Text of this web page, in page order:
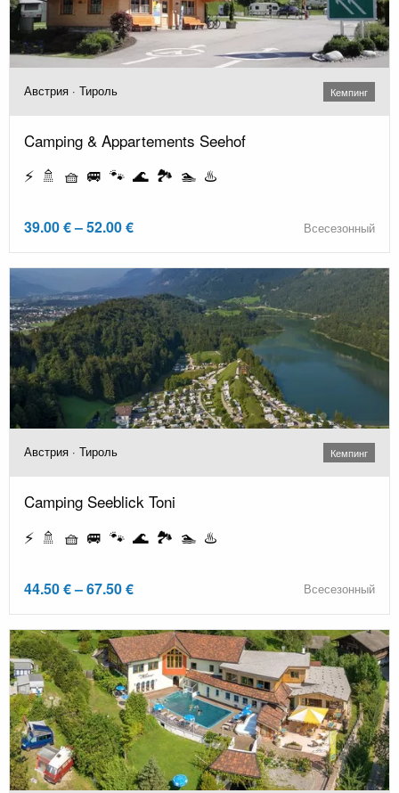
Австрия · Тироль Кемпинг
Camping & Appartements Seehof
⚡ 🚿 🧺 🚐 🐾 🌊 🏞️ 🏊 ♨️
39.00 € – 52.00 € Всесезонный
Австрия · Тироль Кемпинг
Camping Seeblick Toni
⚡ 🚿 🧺 🚐 🐾 🌊 🏞️ 🏊 ♨️
44.50 € – 67.50 € Всесезонный